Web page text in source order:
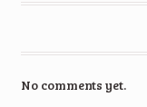
No comments yet.